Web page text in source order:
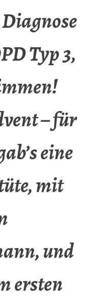
Typ 3,
– für
eine
mit
und
ersten